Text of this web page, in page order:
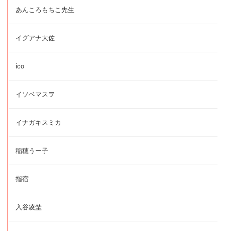
あんころもちこ先生
イグアナ大佐
ico
イソベマスヲ
イナガキスミカ
稲穂うー子
指宿
入谷凌埜